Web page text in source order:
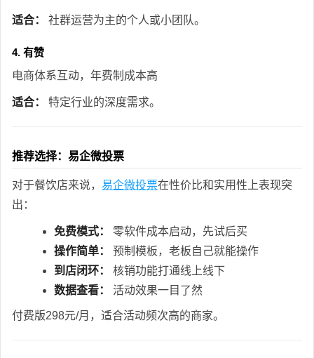
适合： 社群运营为主的个人或小团队。
4. 有赞
电商体系互动，年费制成本高
适合： 特定行业的深度需求。
推荐选择：易企微投票
对于餐饮店来说， 易企微投票在性价比和实用性上表现突
出：
免费模式：
零软件成本启动，先试后买
操作简单：
预制模板，老板自己就能操作
到店闭环：
核销功能打通线上线下
数据查看：
活动效果一目了然
付费版298元/月，适合活动频次高的商家。